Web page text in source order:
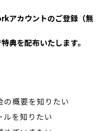
アカウントのご登録（無
典を配布いたします。
の概要を知りたい
ルを知りたい